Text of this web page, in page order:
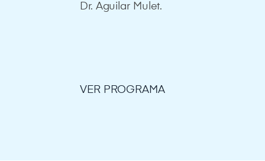
Dr. Aguilar Mulet.
VER PROGRAMA